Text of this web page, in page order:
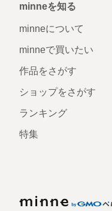
minneを知る
minneについて
minneで買いたい
作品をさがす
ショップをさがす
ランキング
特集